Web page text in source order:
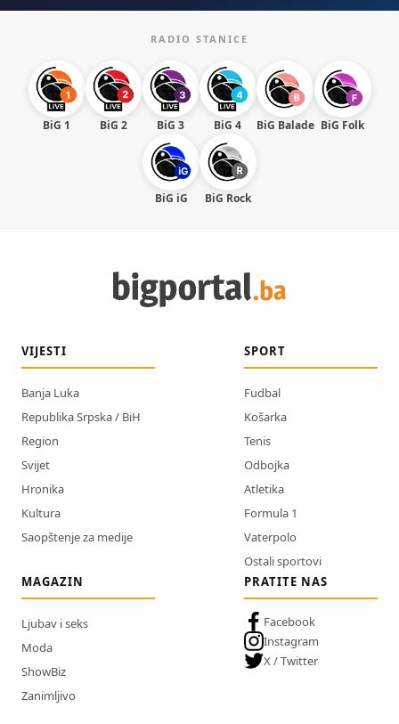
RADIO STANICE
BiG 1 BiG 2 BiG 3 BiG 4 BiG Balade BiG Folk
BiG iG BiG Rock
VIJESTI
Banja Luka
Republika Srpska / BiH
Region
Svijet
Hronika
Kultura
Saopštenje za medije
SPORT
Fudbal
Košarka
Tenis
Odbojka
Atletika
Formula 1
Vaterpolo
Ostali sportovi
MAGAZIN
Ljubav i seks
Moda
ShowBiz
Zanimljivo
PRATITE NAS
Facebook
Instagram
X / Twitter